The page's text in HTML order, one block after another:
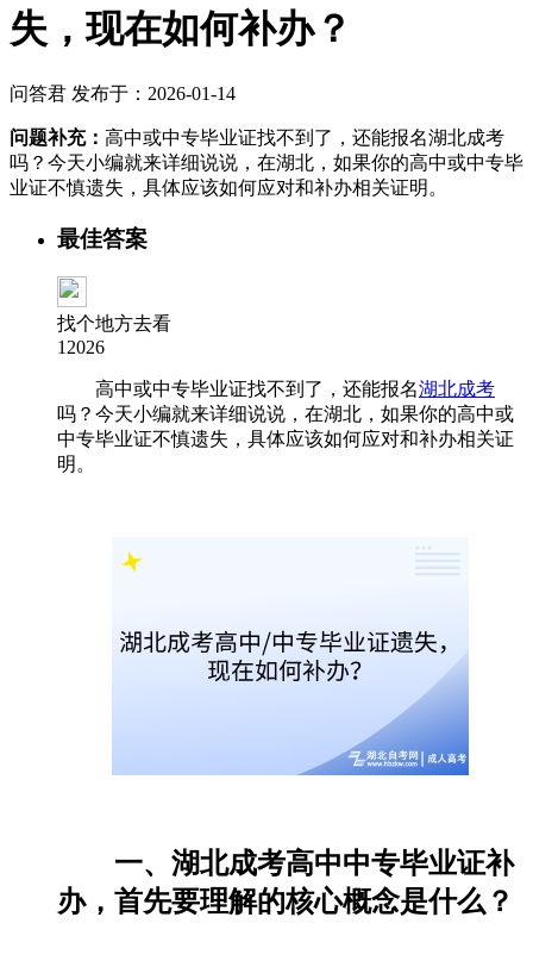
失，现在如何补办？
问答君 发布于：2026-01-14
问题补充： 高中或中专毕业证找不到了，还能报名湖北成考
吗？今天小编就来详细说说，在湖北，如果你的高中或中专毕
业证不慎遗失，具体应该如何应对和补办相关证明。
最佳答案
找个地方去看
12026
高中或中专毕业证找不到了，还能报名湖北成考
吗？今天小编就来详细说说，在湖北，如果你的高中或
中专毕业证不慎遗失，具体应该如何应对和补办相关证
明。
一、湖北成考高中中专毕业证补
办，首先要理解的核心概念是什么？